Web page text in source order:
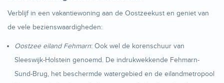
Verblijf in een vakantiewoning aan de Oostzeekust en geniet van
de vele bezienswaardigheden:
Oostzee eiland Fehmarn: Ook wel de korenschuur van
Sleeswijk-Holstein genoemd. De indrukwekkende Fehmarn-
Sund-Brug, het beschermde watergebied en de eilandmetropool